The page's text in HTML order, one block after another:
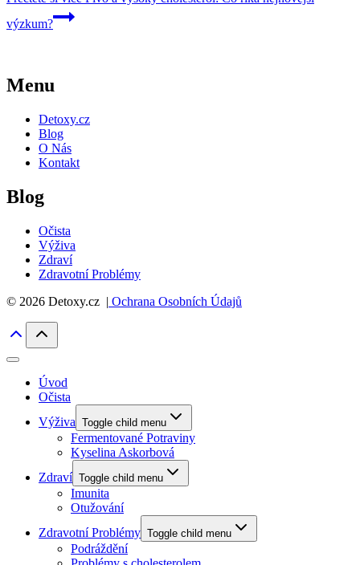
výzkum?
Menu
Detoxy.cz
Blog
O Nás
Kontakt
Blog
Očista
Výživa
Zdraví
Zdravotní Problémy
© 2026 Detoxy.cz | Ochrana Osobních Údajů
Úvod
Očista
Výživa Toggle child menu
Fermentované Potraviny
Kyselina Askorbová
Zdraví Toggle child menu
Imunita
Otužování
Zdravotní Problémy Toggle child menu
Podráždění